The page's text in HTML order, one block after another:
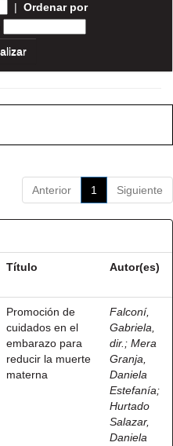
| Ordenar por
Anterior 1 Siguiente
Título Autor(es)
Promoción de
cuidados en el
embarazo para
reducir la muerte
materna
Falconí,
Gabriela,
dir. ; Mera
Granja,
Daniela
Estefanía;
Hurtado
Salazar,
Daniela